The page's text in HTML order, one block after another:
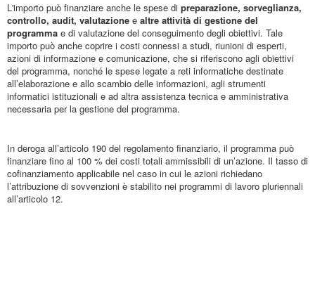
L'importo può finanziare anche le spese di preparazione, sorveglianza,
controllo, audit, valutazione e altre attività di gestione del
programma e di valutazione del conseguimento degli obiettivi. Tale
importo può anche coprire i costi connessi a studi, riunioni di esperti,
azioni di informazione e comunicazione, che si riferiscono agli obiettivi
del programma, nonché le spese legate a reti informatiche destinate
all’elaborazione e allo scambio delle informazioni, agli strumenti
informatici istituzionali e ad altra assistenza tecnica e amministrativa
necessaria per la gestione del programma.
In deroga all’articolo 190 del regolamento finanziario, il programma può
finanziare fino al 100 % dei costi totali ammissibili di un’azione. Il tasso di
cofinanziamento applicabile nel caso in cui le azioni richiedano
l’attribuzione di sovvenzioni è stabilito nei programmi di lavoro pluriennali
all’articolo 12.